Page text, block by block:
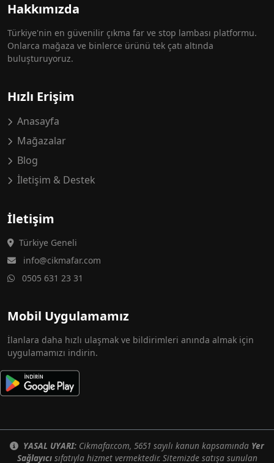
Hakkımızda
Türkiye'nin en güvenilir çıkma far ve stop lambası platformu.
Onlarca mağaza ve binlerce ürünü tek çatı altında
buluşturuyoruz.
Hızlı Erişim
Anasayfa
Mağazalar
Blog
İletişim & Destek
İletişim
Türkiye Geneli
info@cikmafar.com
0505 631 23 31
Mobil Uygulamamız
İlanlara daha hızlı ulaşmak ve bildirimleri anında almak için
uygulamamızı indirin.
YASAL UYARI: Cikmafar.com, 5651 sayılı kanun kapsamında Yer
Sağlayıcısıfatıyla hizmet vermektedir. Sitemizde satışa sunulan